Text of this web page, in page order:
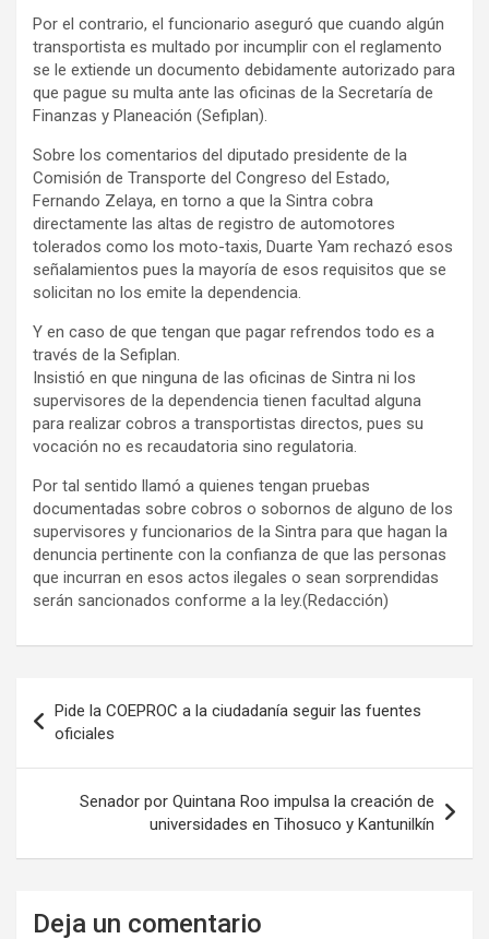
Por el contrario, el funcionario aseguró que cuando algún
transportista es multado por incumplir con el reglamento
se le extiende un documento debidamente autorizado para
que pague su multa ante las oficinas de la Secretaría de
Finanzas y Planeación (Sefiplan).
Sobre los comentarios del diputado presidente de la
Comisión de Transporte del Congreso del Estado,
Fernando Zelaya, en torno a que la Sintra cobra
directamente las altas de registro de automotores
tolerados como los moto-taxis, Duarte Yam rechazó esos
señalamientos pues la mayoría de esos requisitos que se
solicitan no los emite la dependencia.
Y en caso de que tengan que pagar refrendos todo es a
través de la Sefiplan.
Insistió en que ninguna de las oficinas de Sintra ni los
supervisores de la dependencia tienen facultad alguna
para realizar cobros a transportistas directos, pues su
vocación no es recaudatoria sino regulatoria.
Por tal sentido llamó a quienes tengan pruebas
documentadas sobre cobros o sobornos de alguno de los
supervisores y funcionarios de la Sintra para que hagan la
denuncia pertinente con la confianza de que las personas
que incurran en esos actos ilegales o sean sorprendidas
serán sancionados conforme a la ley.(Redacción)
de
entradas
Pide la COEPROC a la ciudadanía seguir las fuentes
oficiales
Senador por Quintana Roo impulsa la creación de
universidades en Tihosuco y Kantunilkín
Deja un comentario